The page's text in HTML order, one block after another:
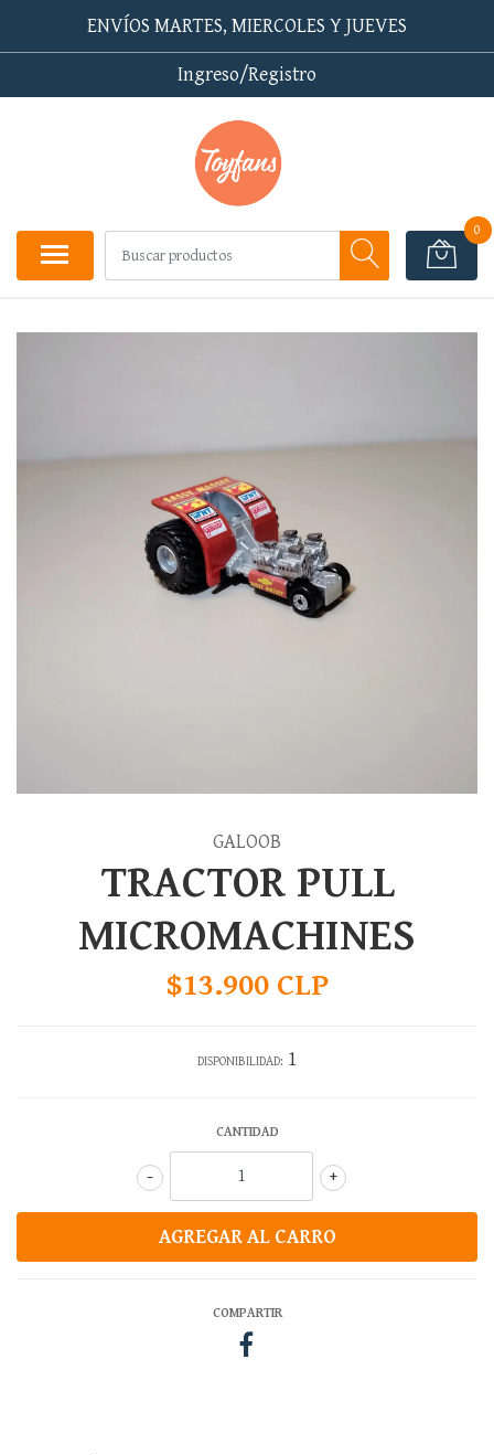
ENVÍOS MARTES, MIERCOLES Y JUEVES
Ingreso/Registro
0
GALOOB
TRACTOR PULL
MICROMACHINES
$13.900 CLP
DISPONIBILIDAD: 1
CANTIDAD
+
-
COMPARTIR